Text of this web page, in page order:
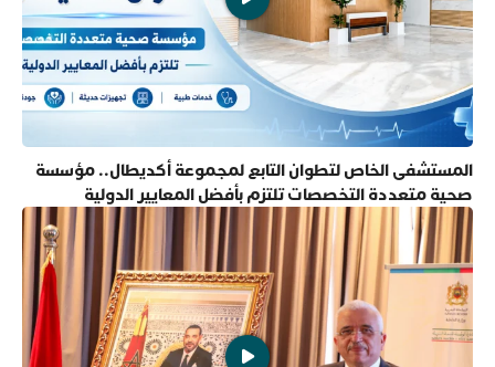
المستشفى الخاص لتطوان التابع لمجموعة أكديطال.. مؤسسة
صحية متعددة التخصصات تلتزم بأفضل المعايير الدولية